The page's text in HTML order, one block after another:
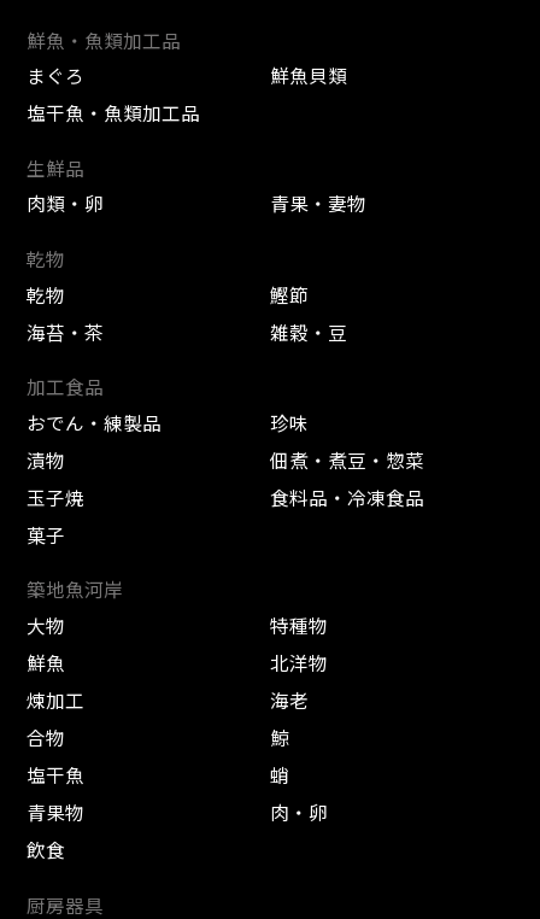
鮮魚・魚類加工品
まぐろ
鮮魚貝類
塩干魚・魚類加工品
生鮮品
肉類・卵
青果・妻物
乾物
乾物
鰹節
海苔・茶
雑穀・豆
加工食品
おでん・練製品
珍味
漬物
佃煮・煮豆・惣菜
玉子焼
食料品・冷凍食品
菓子
築地魚河岸
大物
特種物
鮮魚
北洋物
煉加工
海老
合物
鯨
塩干魚
蛸
青果物
肉・卵
飲食
厨房器具